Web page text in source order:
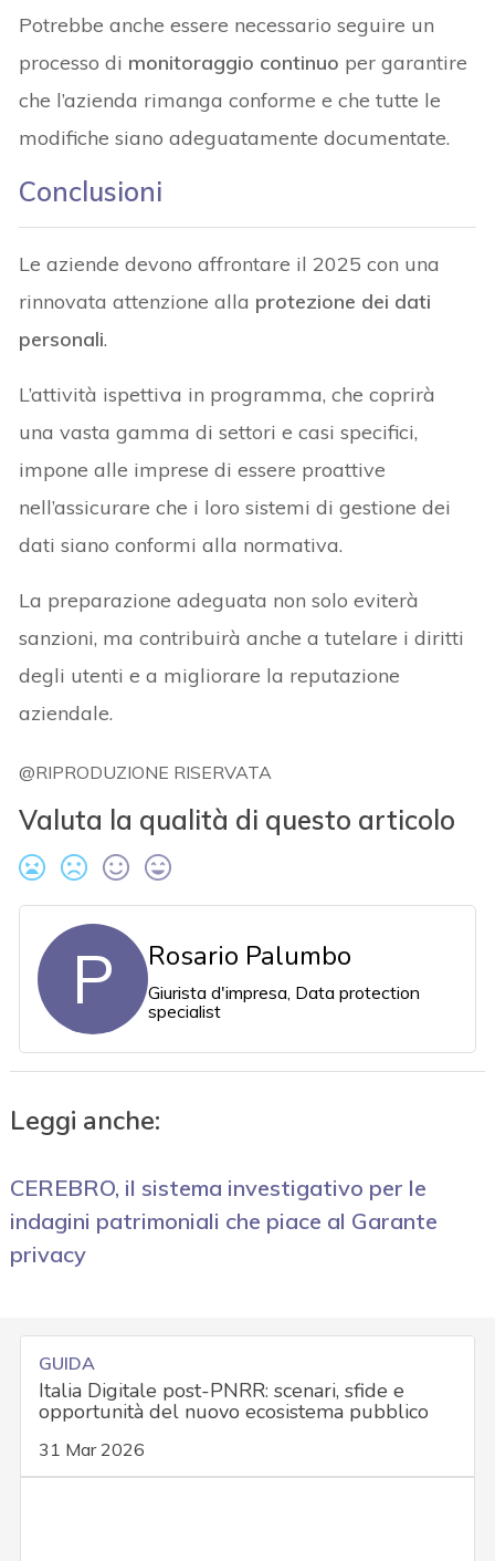
Potrebbe anche essere necessario seguire un
processo di monitoraggio continuo per garantire
che l’azienda rimanga conforme e che tutte le
modifiche siano adeguatamente documentate.
Conclusioni
Le aziende devono affrontare il 2025 con una
rinnovata attenzione alla protezione dei dati
personali.
L’attività ispettiva in programma, che coprirà
una vasta gamma di settori e casi specifici,
impone alle imprese di essere proattive
nell’assicurare che i loro sistemi di gestione dei
dati siano conformi alla normativa.
La preparazione adeguata non solo eviterà
sanzioni, ma contribuirà anche a tutelare i diritti
degli utenti e a migliorare la reputazione
aziendale.
@RIPRODUZIONE RISERVATA
Valuta la qualità di questo articolo
P Rosario Palumbo
Giurista d'impresa, Data protection
specialist
Leggi anche:
CEREBRO, il sistema investigativo per le
indagini patrimoniali che piace al Garante
privacy
GUIDA
Italia Digitale post-PNRR: scenari, sfide e
opportunità del nuovo ecosistema pubblico
31 Mar 2026